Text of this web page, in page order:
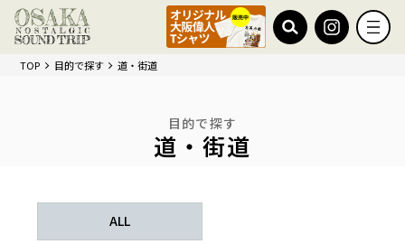
TOP 目的で探す 道・街道
目的で探す
道・街道
ALL